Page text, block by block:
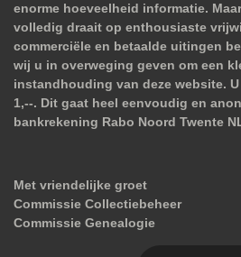
enorme hoeveelheid informatie.
volledig draait op enthousiaste
commerciële en betaalde uitingen
wij u in overweging geven om een
instandhouding van deze website.
1,--. Dit gaat heel eenvoudig en
bankrekening Rabo Noord Twente
Met vriendelijke groet
Commissie Collectiebeheer
Commissie Genealogie